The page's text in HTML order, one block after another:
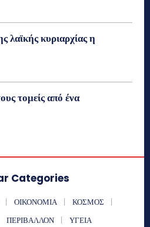
λαϊκής κυριαρχίας η
τομείς από ένα
Categories
ΟΙΚΟΝΟΜΙΑ
ΚΟΣΜΟΣ
ΠΕΡΙΒΑΛΛΟΝ ΥΓΕΙΑ